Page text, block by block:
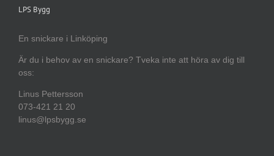
LPS Bygg
En snickare i Linköping
Är du i behov av en snickare? Tveka inte att höra av dig till
oss:
Linus Pettersson
073-421 21 20
linus@lpsbygg.se